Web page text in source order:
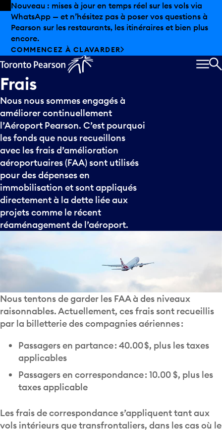
Skip to offers
Passer au contenu principal
Nouveau : mises à jour en temps réel sur les vols via
WhatsApp — et n’hésitez pas à poser vos questions à
Pearson sur les restaurants, les itinéraires et bien plus
encore.
COMMENCEZ À CLAVARDER
Frais
Nous nous sommes engagés à
améliorer continuellement
l’Aéroport Pearson. C’est pourquoi
les fonds que nous recueillons
avec les frais d’amélioration
aéroportuaires (FAA) sont utilisés
pour des dépenses en
immobilisation et sont appliqués
directement à la dette liée aux
projets comme le récent
réaménagement de l’aéroport.
Nous tentons de garder les FAA à des niveaux
raisonnables. Actuellement, ces frais sont recueillis
par la billetterie des compagnies aériennes :
Passagers en partance : 40.00 $, plus les taxes
applicables
Passagers en correspondance : 10.00 $, plus les
taxes applicable
Les frais de correspondance s’appliquent tant aux
vols intérieurs que transfrontaliers, dans les cas où le